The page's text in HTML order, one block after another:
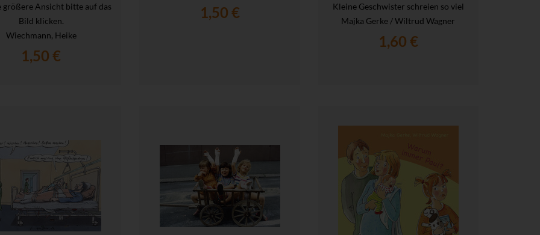
größere Ansicht bitte auf das
Bild klicken.
Wiechmann, Heike
1,50 €
1,50 €
Kleine Geschwister schreien so viel
Majka Gerke / Wiltrud Wagner
1,60 €